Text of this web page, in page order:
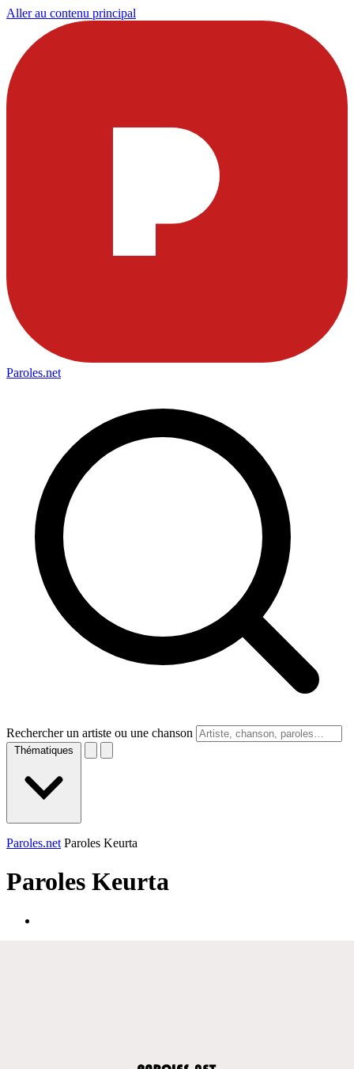
Aller au contenu principal
Paroles.net
Rechercher un artiste ou une chanson
Thématiques
Paroles.net Paroles Keurta
Paroles Keurta